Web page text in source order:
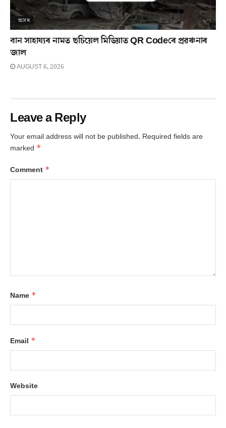
অসম
বান সাহায্যৰ নামত ছচিয়েল মিডিয়াত QR Codeৰে প্ৰৱঞ্চনাৰ
জাল
AUGUST 6, 2026
Leave a Reply
Your email address will not be published. Required fields are
marked *
Comment *
Name *
Email *
Website